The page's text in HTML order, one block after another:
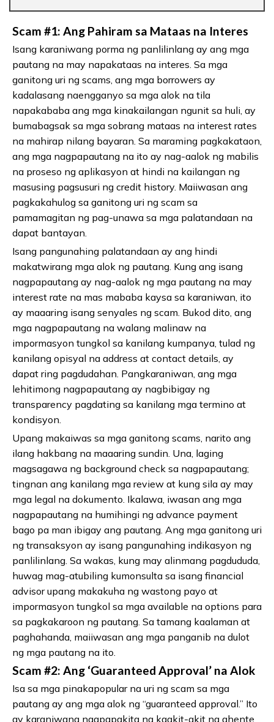
Scam #1: Ang Pahiram sa Mataas na Interes
Isang karaniwang porma ng panlilinlang ay ang mga
pautang na may napakataas na interes. Sa mga
ganitong uri ng scams, ang mga borrowers ay
kadalasang naengganyo sa mga alok na tila
napakababa ang mga kinakailangan ngunit sa huli, ay
bumabagsak sa mga sobrang mataas na interest rates
na mahirap nilang bayaran. Sa maraming pagkakataon,
ang mga nagpapautang na ito ay nag-aalok ng mabilis
na proseso ng aplikasyon at hindi na kailangan ng
masusing pagsusuri ng credit history. Maiiwasan ang
pagkakahulog sa ganitong uri ng scam sa
pamamagitan ng pag-unawa sa mga palatandaan na
dapat bantayan.
Isang pangunahing palatandaan ay ang hindi
makatwirang mga alok ng pautang. Kung ang isang
nagpapautang ay nag-aalok ng mga pautang na may
interest rate na mas mababa kaysa sa karaniwan, ito
ay maaaring isang senyales ng scam. Bukod dito, ang
mga nagpapautang na walang malinaw na
impormasyon tungkol sa kanilang kumpanya, tulad ng
kanilang opisyal na address at contact details, ay
dapat ring pagdudahan. Pangkaraniwan, ang mga
lehitimong nagpapautang ay nagbibigay ng
transparency pagdating sa kanilang mga termino at
kondisyon.
Upang makaiwas sa mga ganitong scams, narito ang
ilang hakbang na maaaring sundin. Una, laging
magsagawa ng background check sa nagpapautang;
tingnan ang kanilang mga review at kung sila ay may
mga legal na dokumento. Ikalawa, iwasan ang mga
nagpapautang na humihingi ng advance payment
bago pa man ibigay ang pautang. Ang mga ganitong uri
ng transaksyon ay isang pangunahing indikasyon ng
panlilinlang. Sa wakas, kung may alinmang pagdududa,
huwag mag-atubiling kumonsulta sa isang financial
advisor upang makakuha ng wastong payo at
impormasyon tungkol sa mga available na options para
sa pagkakaroon ng pautang. Sa tamang kaalaman at
paghahanda, maiiwasan ang mga panganib na dulot
ng mga pautang na ito.
Scam #2: Ang ‘Guaranteed Approval’ na Alok
Isa sa mga pinakapopular na uri ng scam sa mga
pautang ay ang mga alok ng “guaranteed approval.” Ito
ay karaniwang nagpapakita ng kaakit-akit na ahente